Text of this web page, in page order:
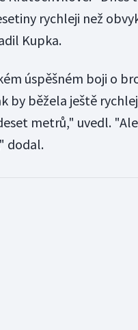
rychleji než
Kupka.
úspěšném boji o
by běžela ještě
metrů," uvedl.
dodal.